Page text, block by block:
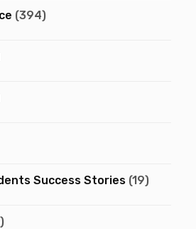
(394)
Success Stories (19)